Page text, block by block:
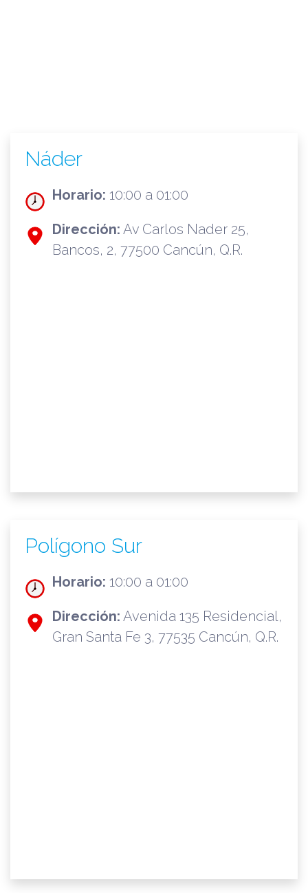
Náder
Horario: 10:00 a 01:00
Dirección: Av Carlos Nader 25,
Bancos, 2, 77500 Cancún, Q.R.
Polígono Sur
Horario: 10:00 a 01:00
Dirección: Avenida 135 Residencial,
Gran Santa Fe 3, 77535 Cancún, Q.R.